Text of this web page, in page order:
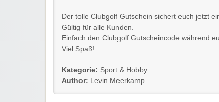
Der tolle Clubgolf Gutschein sichert euch jetzt
Gültig für alle Kunden.
Einfach den Clubgolf Gutscheincode während
Viel Spaß!
Kategorie: Sport & Hobby
Author: Levin Meerkamp